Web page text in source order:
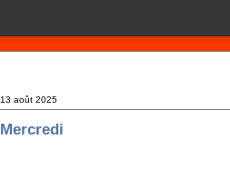
13 août 2025
Mercredi